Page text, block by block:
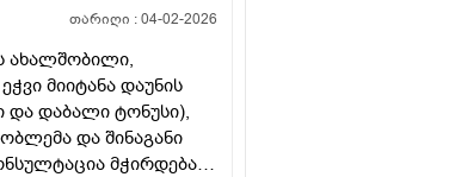
თარიღი :04-02-2026
ახალშობილი,
მიიტანა დაუნის
და დაბალი ტონუსი),
და შინაგანი
მჭირდება